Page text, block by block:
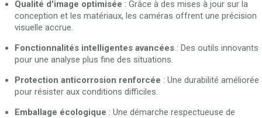
Qualité d'image optimisée : Grâce à des mises à jour sur la
conception et les matériaux, les caméras offrent une précision
visuelle accrue.
Fonctionnalités intelligentes avancées : Des outils innovants
pour une analyse plus fine des situations.
Protection anticorrosion renforcée : Une durabilité améliorée
pour résister aux conditions difficiles.
Emballage écologique : Une démarche respectueuse de